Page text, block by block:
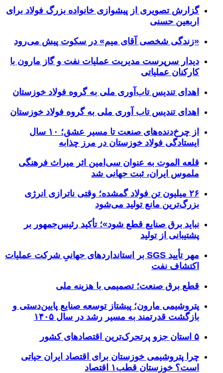
گزارش تصویری از پیشوازی خانواده بزرگ فولاد برای
اربعین حسنی
«زندگی شخصی آقای میم» در سکوت پیش می‌رود
دیدار سرپرست مدیریت عملیات نفت و گاز مارون با
کارکنان عملیاتی
اهدای تندیس تاب‌آوری ملی به گروه فولاد خوزستان
اهدای تندیس تاب آوری ملی به گروه فولاد خوزستان
از چرخ‌دنده‌های صنعت تا مسیر عشق؛ ۱۰ سال
ایستادگی فولاد خوزستان در مرز چذابه
قلعه الموت به عنوان سی‌امین اثر میراث‌ فرهنگی
ملموس ایران، ثبت جهانی شد
۲۶ میلیون تن فولاد گمشده؛ وقتی ناترازی انرژی
بزرگ‌ترین مانع تولید می‌شود
نباید برق صنایع قطع شود»؛ تأکید رئیس‌جمهور بر
پشتیبانی از تولید
مهر تأیید SGS بر استانداردهای جهانیِ شرکت عملیات
اکتشاف نفت
قطع برق صنعت؛ تصمیمی با هزینه ملی
پتروشیمی مارون؛ پیشتاز توسعه صنایع پایین‌دستی و
بازگشت قدرتمند به مسیر رشد در سال ۱۴۰۵
۵ استان جزو پرتحرک‌ترین اقتصاد‌های کشور
چرا پتروشیمی خوزستان برای اقتصاد ایران حیاتی
است؟ خوزستان قطب۱ اقتصاد